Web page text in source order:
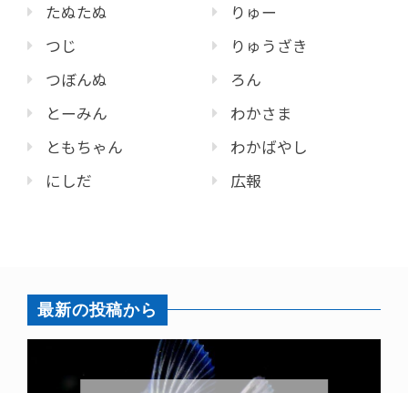
たぬたぬ
つじ
つぼんぬ
とーみん
ともちゃん
にしだ
りゅー
りゅうざき
ろん
わかさま
わかばやし
広報
最新の投稿から